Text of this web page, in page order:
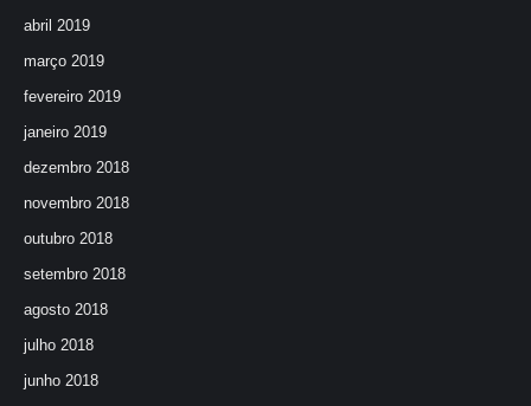
abril 2019
março 2019
fevereiro 2019
janeiro 2019
dezembro 2018
novembro 2018
outubro 2018
setembro 2018
agosto 2018
julho 2018
junho 2018